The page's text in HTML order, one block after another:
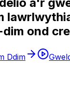
ond
Ddim